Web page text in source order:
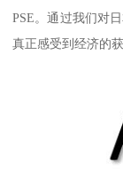
PSE。通过我们对
真正感受到经济的